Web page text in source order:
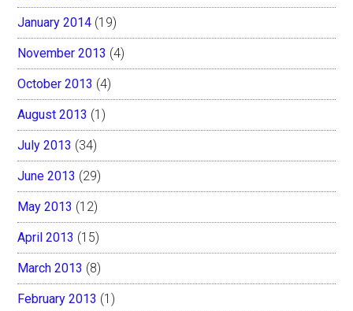
January 2014 (19)
November 2013 (4)
October 2013 (4)
August 2013 (1)
July 2013 (34)
June 2013 (29)
May 2013 (12)
April 2013 (15)
March 2013 (8)
February 2013 (1)